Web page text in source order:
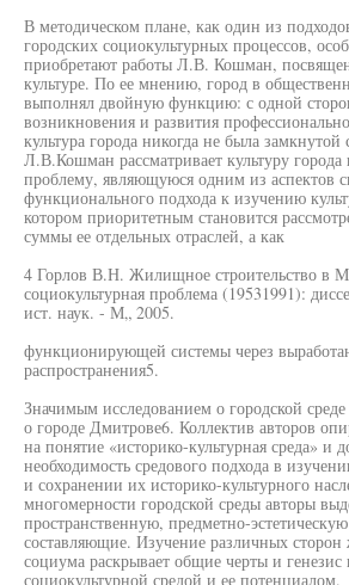
В методическом плане, как один из
городских социокультурных процессов,
приобретают работы Л.В. Кошман,
культуре. По ее мнению, город в
выполнял двойную функцию: с одной
возникновения и развития
культура города никогда не была замкнутой
Л.В.Кошман рассматривает культуру
проблему, являющуюся одним из аспектов
функционального подхода к изучению
котором приоритетным становится
суммы ее отдельных отраслей, а как
4 Горлов В.Н. Жилищное строительство в
социокультурная проблема (19531991):
ист. наук. - М„ 2005.
функционирующей системы через
распространения5.
Значимым исследованием о городской
о городе Дмитрове6. Коллектив авторов
на понятие «историко-культурная среда» и
необходимость средового подхода в
и сохранении их историко-культурного
многомерности городской среды авторы
пространственную, предметно-
составляющие. Изучение различных сторон
социума раскрывает общие черты и
социокультурной средой и ее потенциалом.